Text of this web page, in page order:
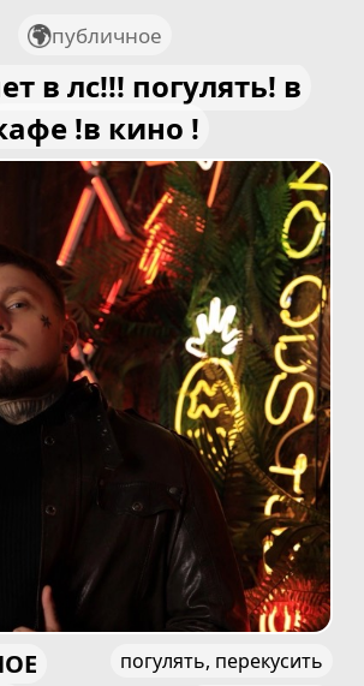
публичное
в лс!!! погулять! в
!в кино !
погулять, перекусить